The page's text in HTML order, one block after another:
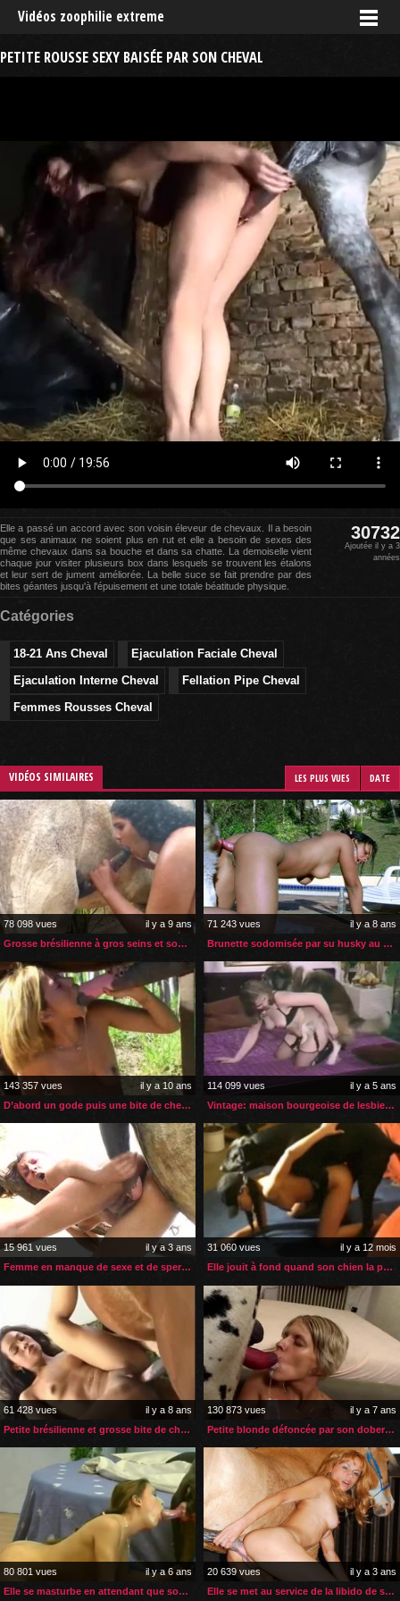
Vidéos zoophilie extreme
PETITE ROUSSE SEXY BAISÉE PAR SON CHEVAL
Elle a passé un accord avec son voisin éleveur de chevaux. Il a besoin
que ses animaux ne soient plus en rut et elle a besoin de sexes des
même chevaux dans sa bouche et dans sa chatte. La demoiselle vient
chaque jour visiter plusieurs box dans lesquels se trouvent les étalons
et leur sert de jument améliorée. La belle suce se fait prendre par des
bites géantes jusqu'à l'épuisement et une totale béatitude physique.
30732
Ajoutée il y a 3
années
Catégories
18-21 Ans Cheval
Ejaculation Faciale Cheval
Ejaculation Interne Cheval
Fellation Pipe Cheval
Femmes Rousses Cheval
VIDÉOS SIMILAIRES LES PLUS VUES DATE
78 098 vues
il y a 9 ans
Grosse brésilienne à gros seins et son cheval
71 243 vues
il y a 8 ans
Brunette sodomisée par su husky au bord de la piscine
143 357 vues
il y a 10 ans
D’abord un gode puis une bite de cheval
114 099 vues
il y a 5 ans
Vintage: maison bourgeoise de lesbiennes zoophiles
15 961 vues
il y a 3 ans
Femme en manque de sexe et de sperme soulagée par son cheval
31 060 vues
il y a 12 mois
Elle jouit à fond quand son chien la prend en levrette
61 428 vues
il y a 8 ans
Petite brésilienne et grosse bite de cheval
130 873 vues
il y a 7 ans
Petite blonde défoncée par son doberman dans sa chambre
80 801 vues
il y a 6 ans
Elle se masturbe en attendant que son chien la baise
20 639 vues
il y a 3 ans
Elle se met au service de la libido de son cheval en rut